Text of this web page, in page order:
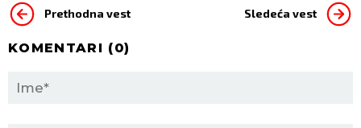
Prethodna vest Sledeća vest
KOMENTARI (0)